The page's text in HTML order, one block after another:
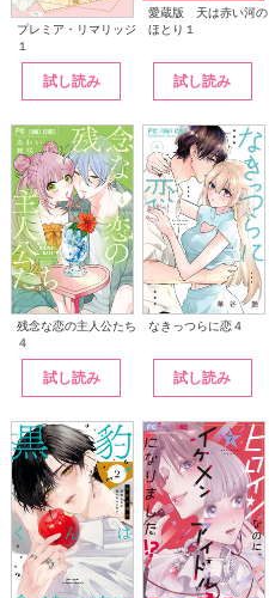
プレミア・リマリッジ
１
試し読み
愛蔵版 天は赤い河の
ほとり１
試し読み
残念な恋の主人公たち
４
試し読み
なきっつらに恋４
試し読み